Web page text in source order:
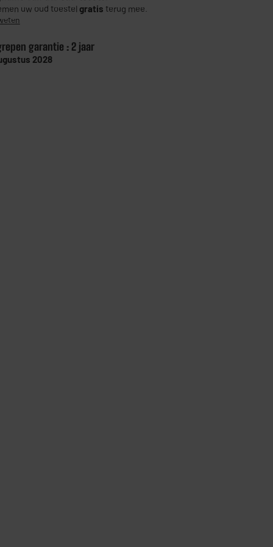
uw oud toestel gratis terug mee.
garantie : 2 jaar
2028